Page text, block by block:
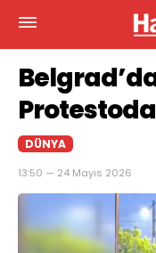
DÜNYA
13:50 — 24 Mayıs 2026